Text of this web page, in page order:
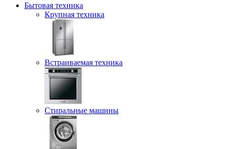
Бытовая техника
Крупная техника
Встраиваемая техника
Стиральные машины